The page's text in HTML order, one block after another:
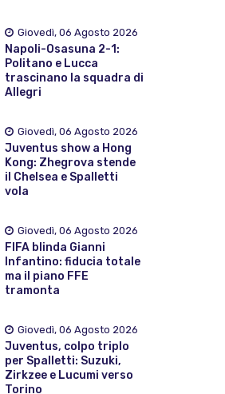
Giovedì, 06 Agosto 2026
Napoli-Osasuna 2-1:
Politano e Lucca
trascinano la squadra di
Allegri
Giovedì, 06 Agosto 2026
Juventus show a Hong
Kong: Zhegrova stende
il Chelsea e Spalletti
vola
Giovedì, 06 Agosto 2026
FIFA blinda Gianni
Infantino: fiducia totale
ma il piano FFE
tramonta
Giovedì, 06 Agosto 2026
Juventus, colpo triplo
per Spalletti: Suzuki,
Zirkzee e Lucumi verso
Torino